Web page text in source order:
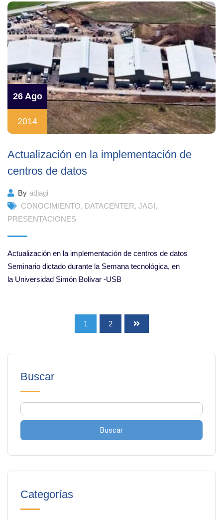
26 Ago
2014
Actualización en la implementación de
centros de datos
By adjagi
CONOCIMIENTO, DATACENTER, JAGI,
PRESENTACIONES
Actualización en la implementación de centros de datos
Seminario dictado durante la Semana tecnológica, en
la Universidad Simón Bolívar -USB
1 2
Buscar
Buscar
Categorías